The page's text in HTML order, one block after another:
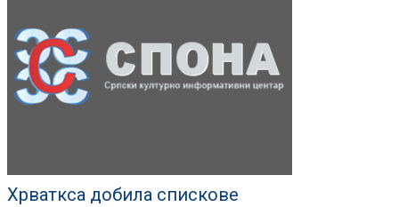
Хрваткса добила спискове